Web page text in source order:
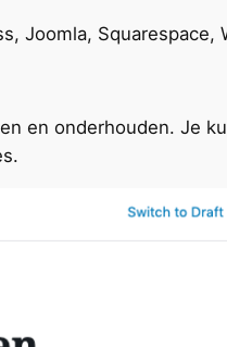
Joomla, Squarespace,
en onderhouden. Je